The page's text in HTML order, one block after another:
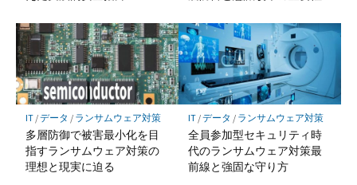
IT/データ / ランサムウェア対策
多層防御で被害最小化を目
指すランサムウェア対策の
理想と現実に迫る
IT/データ / ランサムウェア対策
全員参加型セキュリティ時
代のランサムウェア対策最
前線と強固な守り方